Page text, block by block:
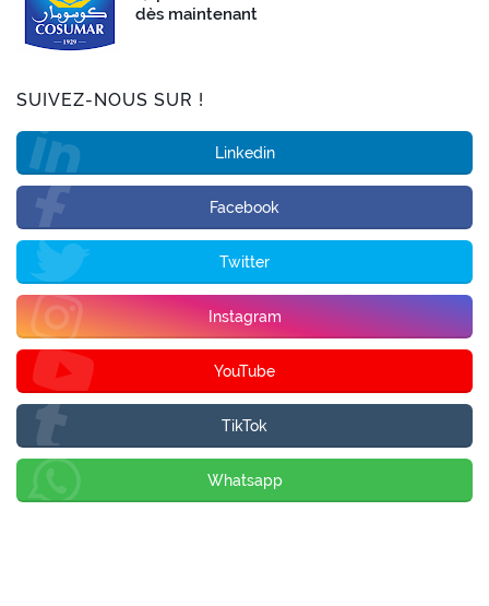
dès maintenant
SUIVEZ-NOUS SUR !
Linkedin
Facebook
Twitter
Instagram
YouTube
TikTok
Whatsapp